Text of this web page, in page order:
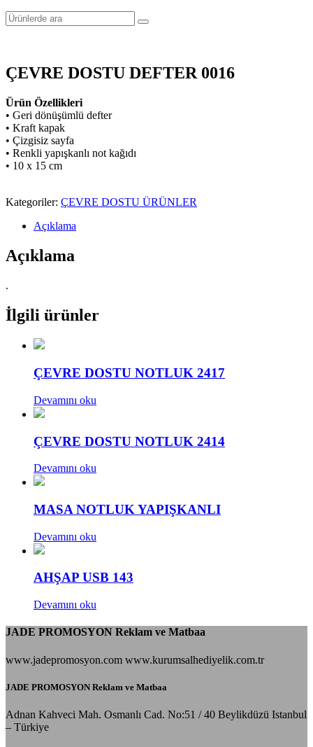
ÇEVRE DOSTU DEFTER 0016
Ürün Özellikleri
• Geri dönüşümlü defter
• Kraft kapak
• Çizgisiz sayfa
• Renkli yapışkanlı not kağıdı
• 10 x 15 cm
Kategoriler: ÇEVRE DOSTU ÜRÜNLER
Açıklama
Açıklama
.
İlgili ürünler
ÇEVRE DOSTU NOTLUK 2417
Devamını oku
ÇEVRE DOSTU NOTLUK 2414
Devamını oku
MASA NOTLUK YAPIŞKANLI
Devamını oku
AHŞAP USB 143
Devamını oku
JADE PROMOSYON Reklam ve Matbaa
www.jadepromosyon.com www.kurumsalhediyelik.com.tr
JADE PROMOSYON Reklam ve Matbaa
Adnan Kahveci Mah. Osmanlı Cad. No:51 / 40 Beylikdüzü Istanbul
– Türkiye